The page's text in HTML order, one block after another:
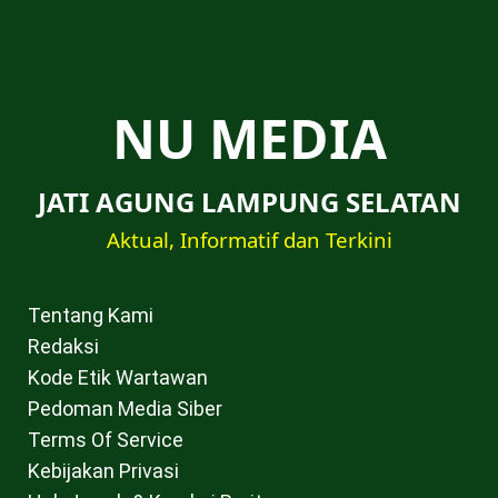
NU MEDIA
JATI AGUNG LAMPUNG SELATAN
Aktual, Informatif dan Terkini
Tentang Kami
Redaksi
Kode Etik Wartawan
Pedoman Media Siber
Terms Of Service
Kebijakan Privasi